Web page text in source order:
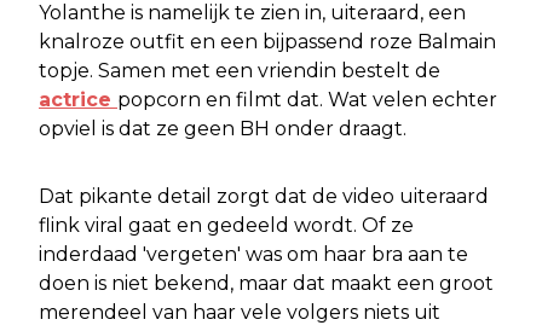
Yolanthe is namelijk te zien in, uiteraard, een
knalroze outfit en een bijpassend roze Balmain
topje. Samen met een vriendin bestelt de
actrice popcorn en filmt dat. Wat velen echter
opviel is dat ze geen BH onder draagt.
Dat pikante detail zorgt dat de video uiteraard
flink viral gaat en gedeeld wordt. Of ze
inderdaad 'vergeten' was om haar bra aan te
doen is niet bekend, maar dat maakt een groot
merendeel van haar vele volgers niets uit